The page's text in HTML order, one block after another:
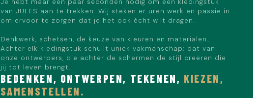
Je hebt maar een paar seconden nodig om een kledingstuk
van JULES aan te trekken. Wij steken er uren werk en passie in
om ervoor te zorgen dat je het ook écht wilt dragen.
Denkwerk, schetsen, de keuze van kleuren en materialen…
Achter elk kledingstuk schuilt uniek vakmanschap: dat van
onze ontwerpers, die achter de schermen de stijl creëren die
jij tot leven brengt.
BEDENKEN, ONTWERPEN, TEKENEN, KIEZEN,
SAMENSTELLEN.